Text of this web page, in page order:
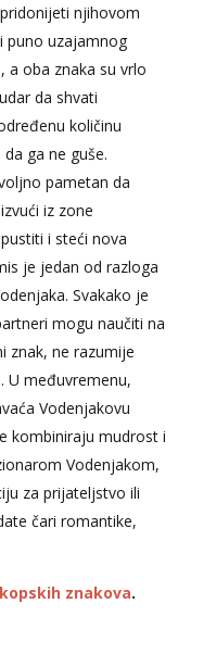
njihovom
puno uzajamnog
a oba znaka su vrlo
da shvati
količinu
ga ne guše.
pametan da
iz zone
i steći nova
je jedan od razloga
Svakako je
mogu naučiti na
znak, ne razumije
U međuvremenu,
Vodenjakovu
kombiniraju mudrost i
Vodenjakom,
za prijateljstvo ili
čari romantike,
znakova.